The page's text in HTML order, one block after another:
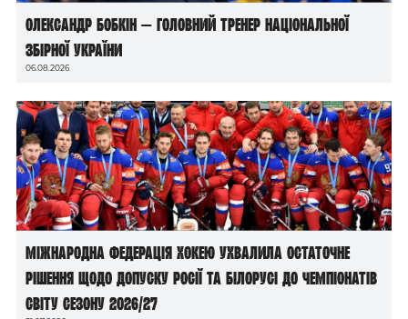
Олександр Бобкін — головний тренер національної
збірної України
06.08.2026
Міжнародна федерація хокею ухвалила остаточне
рішення щодо допуску росії та білорусі до чемпіонатів
світу сезону 2026/27